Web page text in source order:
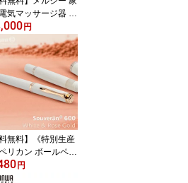
気マッサージ器 ゲ
(元寿) MD-8415
円
料無料】《特別生産
リカン ボールペン
レーン K600 ホワ
ローズゴールド
円